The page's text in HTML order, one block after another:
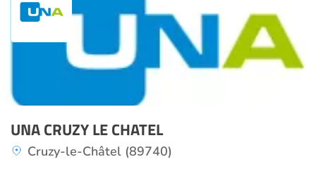
UNA CRUZY LE CHATEL
Cruzy-le-Châtel (89740)